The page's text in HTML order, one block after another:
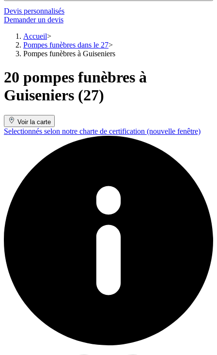
Devis personnalisés
Demander un devis
Accueil
Pompes funèbres dans le 27
Pompes funèbres à Guiseniers
20 pompes funèbres à
Guiseniers (27)
Voir la carte
Selectionnés selon notre charte de certification (nouvelle fenêtre)